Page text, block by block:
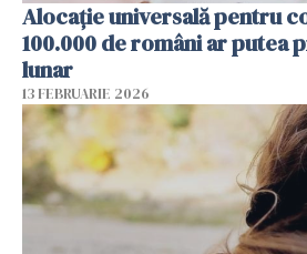
Alocație universală pentru
100.000 de români ar putea
lunar
13 FEBRUARIE 2026